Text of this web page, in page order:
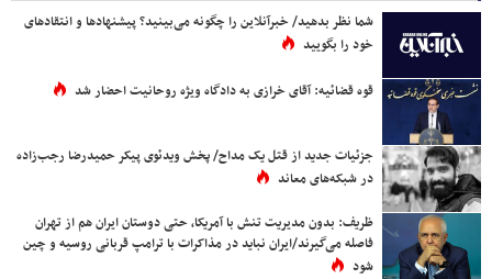
شما نظر بدهید/ خبرآنلاین را چگونه می‌بینید؟ پیشنهادها و انتقادهای
خود را بگویید
قوه قضائیه: آقای خرازی به دادگاه ویژه روحانیت احضار شد
جزئیات جدید از قتل یک مداح/ پخش ویدئوی پیکر حمیدرضا رجب‌زاده
در شبکه‌های معاند
ظریف: بدون مدیریت تنش با آمریکا، حتی دوستان ایران هم از تهران
فاصله می‌گیرند/ایران نباید در مذاکرات با ترامپ قربانی روسیه و چین
شود